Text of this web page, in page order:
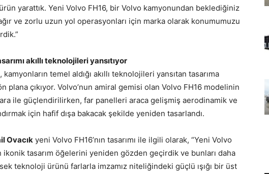
yarattık. Yeni Volvo FH16, bir Volvo kamyonundan beklediğiniz
ve zorlu uzun yol operasyonları için marka olarak konumumuzu
akıllı teknolojileri yansıtıyor
kamyonların temel aldığı akıllı teknolojileri yansıtan tasarıma
plana çıkıyor. Volvo’nun amiral gemisi olan Volvo FH16 modelinin
ile güçlendirilirken, far panelleri araca gelişmiş aerodinamik ve
için hafif dışa bakacak şekilde yeniden tasarlandı.
Ovacık yeni Volvo FH16’nın tasarımı ile ilgili olarak, “Yeni Volvo
ikonik tasarım öğelerini yeniden gözden geçirdik ve bunları daha
teknoloji ürünü farlarla imzamız niteliğindeki güçlü ışığı bir üst